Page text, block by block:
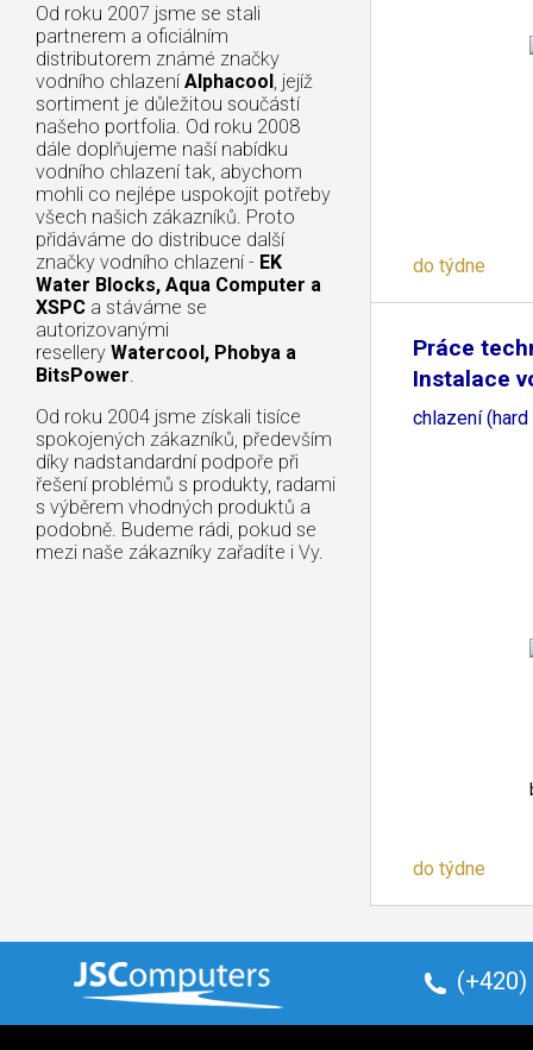
Od roku 2007 jsme se stali
partnerem a oficiálním
distributorem známé značky
vodního chlazení Alphacool, jejíž
sortiment je důležitou součástí
našeho portfolia. Od roku 2008
dále doplňujeme naší nabídku
vodního chlazení tak, abychom
mohli co nejlépe uspokojit potřeby
všech našich zákazníků. Proto
přidáváme do distribuce další
značky vodního chlazení - EK
Water Blocks, Aqua Computer a
XSPC a stáváme se
autorizovanými
resellery Watercool, Phobya a
BitsPower.
Od roku 2004 jsme získali tisíce
spokojených zákazníků, především
díky nadstandardní podpoře při
řešení problémů s produkty, radami
s výběrem vhodných produktů a
podobně. Budeme rádi, pokud se
mezi naše zákazníky zařadíte i Vy.
do týdne
Práce
Instalace
chlazení
do týdne
(+420)